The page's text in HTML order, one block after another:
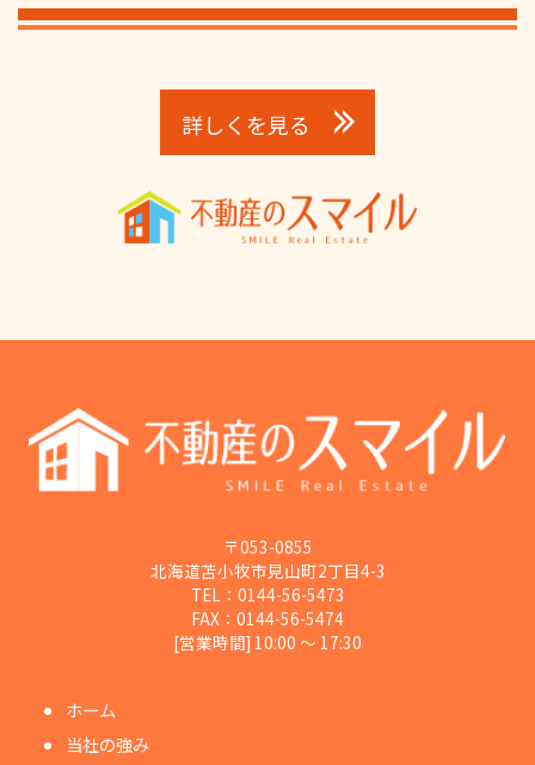
詳しくを見る
〒053-0855
北海道苫小牧市見山町2丁目4-3
TEL：0144-56-5473
FAX：0144-56-5474
[営業時間] 10:00 ～ 17:30
ホーム
当社の強み